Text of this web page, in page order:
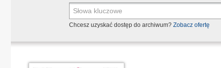
Chcesz uzyskać dostęp do archiwum? Zobacz ofertę